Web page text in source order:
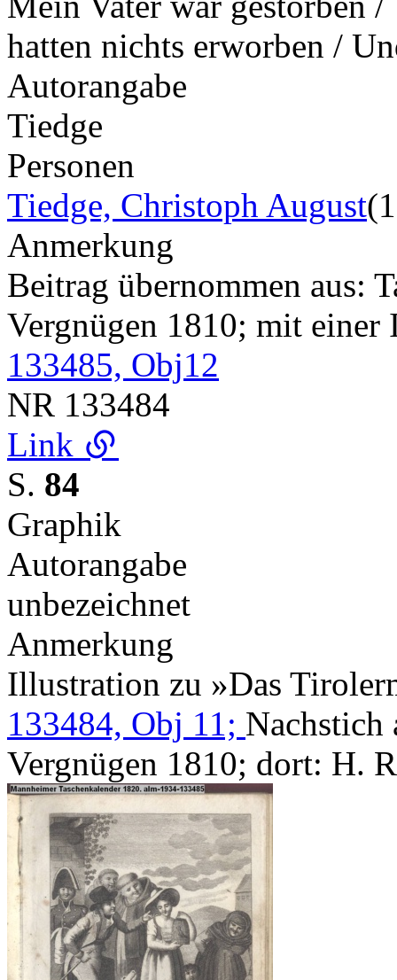
hatten nichts erworben /
Autorangabe
Tiedge
Personen
Tiedge, Christoph August
Anmerkung
Beitrag übernommen aus:
Vergnügen 1810; mit
133485, Obj12
NR 133484
Link
S. 84
Graphik
Autorangabe
unbezeichnet
Anmerkung
Illustration zu »Das
133484, Obj 11; Nachstich
Vergnügen 1810; dort: H.